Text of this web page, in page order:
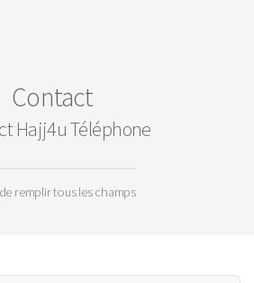
Contact
Hajj4u Téléphone
remplir tous les champs